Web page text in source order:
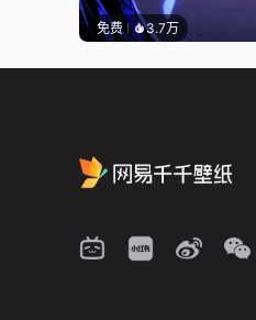
免费 3.7万